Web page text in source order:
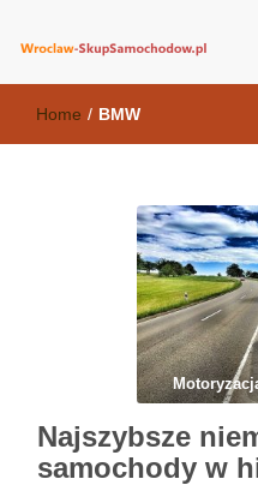
wroclaw-
Home / BMW
Najszybsze
samochody w